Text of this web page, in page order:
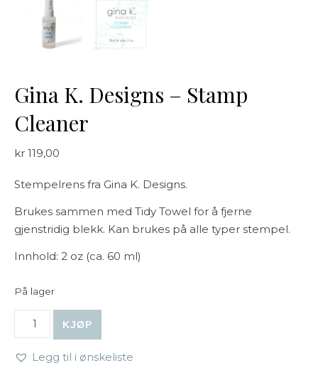
Gina K. Designs – Stamp
Cleaner
kr 119,00
Stempelrens fra Gina K. Designs.
Brukes sammen med Tidy Towel for å fjerne
gjenstridig blekk. Kan brukes på alle typer stempel.
Innhold: 2 oz (ca. 60 ml)
På lager
KJØP
Legg til i ønskeliste